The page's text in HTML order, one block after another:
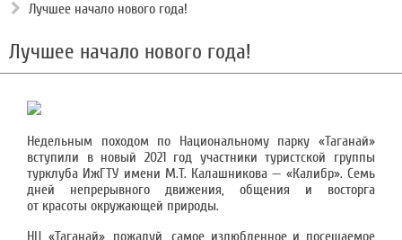
Лучшее начало нового года!
Лучшее начало нового года!
Недельным походом по Национальному парку «Таганай»
вступили в новый 2021 год участники туристской группы
турклуба ИжГТУ имени М.Т. Калашникова — «Калибр». Семь
дней непрерывного движения, общения и восторга
от красоты окружающей природы.
НЦ «Таганай», пожалуй, самое излюбленное и посещаемое